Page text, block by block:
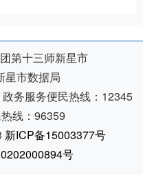
工作日起正式受理
00到13：00，下
第十三师新星市
星市数据局
政务服务便民热线：12345
线：96359
新ICP备15003377号
号